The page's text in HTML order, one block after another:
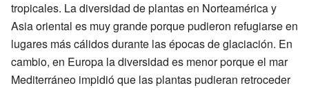
tropicales. La diversidad de plantas en Norteamérica y
Asia oriental es muy grande porque pudieron refugiarse en
lugares más cálidos durante las épocas de glaciación. En
cambio, en Europa la diversidad es menor porque el mar
Mediterráneo impidió que las plantas pudieran retroceder